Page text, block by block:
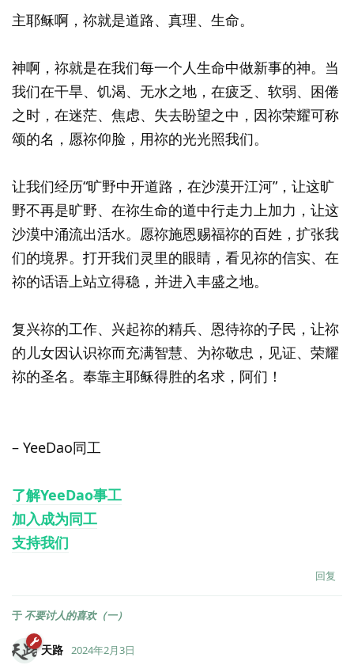
主耶稣啊，祢就是道路、真理、生命。
神啊，祢就是在我们每一个人生命中做新事的神。当
我们在干旱、饥渴、无水之地，在疲乏、软弱、困倦
之时，在迷茫、焦虑、失去盼望之中，因祢荣耀可称
颂的名，愿祢仰脸，用祢的光光照我们。
让我们经历“旷野中开道路，在沙漠开江河”，让这旷
野不再是旷野、在祢生命的道中行走力上加力，让这
沙漠中涌流出活水。愿祢施恩赐福祢的百姓，扩张我
们的境界。打开我们灵里的眼睛，看见祢的信实、在
祢的话语上站立得稳，并进入丰盛之地。
复兴祢的工作、兴起祢的精兵、恩待祢的子民，让祢
的儿女因认识祢而充满智慧、为祢敬忠，见证、荣耀
祢的圣名。奉靠主耶稣得胜的名求，阿们！
– YeeDao同工
了解YeeDao事工
加入成为同工
支持我们
回复
于不要讨人的喜欢（一）
天路 2024年2月3日